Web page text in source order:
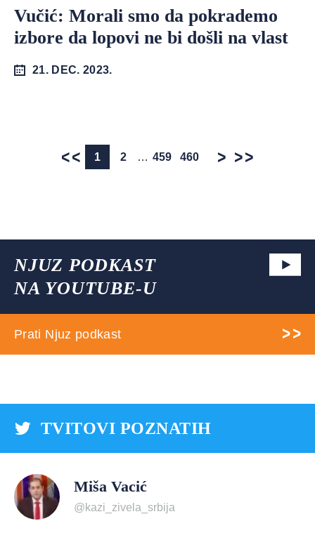
Vučić: Morali smo da pokrademo
izbore da lopovi ne bi došli na vlast
21. DEC. 2023.
1 2 … 459 460
NJUZ PODKAST
NA YOUTUBE-U
Prati Njuz podkast
TVITOVI POZNATIH
Miša Vacić
@kazi_zivela_srbija